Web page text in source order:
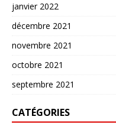
janvier 2022
décembre 2021
novembre 2021
octobre 2021
septembre 2021
CATÉGORIES